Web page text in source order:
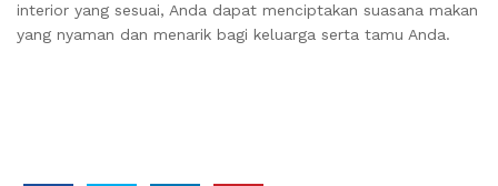
interior yang sesuai, Anda dapat menciptakan suasana makan
yang nyaman dan menarik bagi keluarga serta tamu Anda.